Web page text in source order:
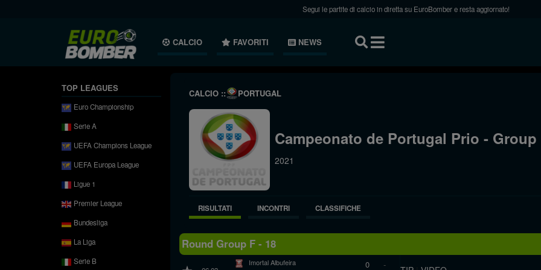
Segui le partite di calcio in diretta su EuroBomber e resta aggiornato!
CALCIO FAVORITI NEWS
TOP LEAGUES
Euro Championship
Serie A
UEFA Champions League
UEFA Europa League
Ligue 1
Premier League
Bundesliga
La Liga
Serie B
CALCIO :: PORTUGAL
Campeonato de Portugal Prio - Group
2021
RISULTATI INCONTRI CLASSIFICHE
Round Group F - 18
Imortal Albufeira
0
-